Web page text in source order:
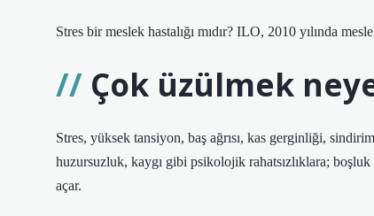
Stres bir meslek hastalığı mıdır? ILO, 2010 yılında
Çok üzülmek
Stres, yüksek tansiyon, baş ağrısı, kas gerginliği,
huzursuzluk, kaygı gibi psikolojik rahatsızlıklara; boşluk
açar.